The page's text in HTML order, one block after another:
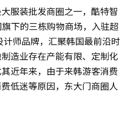
服装批发商圈之一，酷特智
下的三栋购物商场，入驻超
师品牌，汇聚韩国最前沿时
造业存在产能有限、定制化
近年来，由于来韩游客消费
低迷等原因，东大门商圈人